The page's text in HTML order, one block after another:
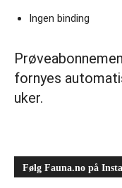
Ingen binding
fornyes
uker.
Følg Fauna.no på